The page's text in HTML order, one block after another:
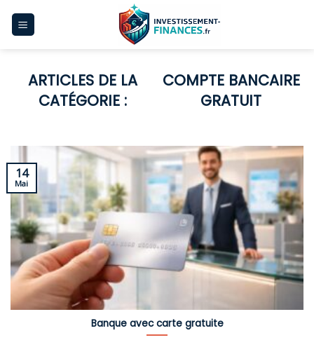
COMPTE BANCAIRE
GRATUIT
Banque avec carte gratuite
14
Mai